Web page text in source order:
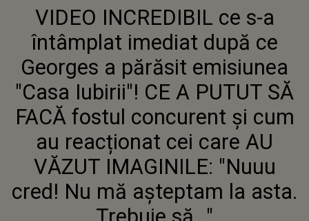
ÎNTÂMPLAT IMEDIAT DUPĂ CE
GEORGES A PĂRĂSIT EMISIUNEA
"CASA IUBIRII"! CE A PUTUT SĂ
FACĂ FOSTUL CONCURENT ȘI
CUM AU REACȚIONAT CEI CARE
AU VĂZUT IMAGINILE: "NUUU
CRED! NU MĂ AȘTEPTAM LA
ASTA. TREBUIE SĂ..."
VIDEO INCREDIBIL ce s-a
întâmplat imediat după ce
Georges a părăsit emisiunea
"Casa Iubirii"! CE A PUTUT SĂ
FACĂ fostul concurent și cum
au reacționat cei care AU
VĂZUT IMAGINILE: "Nuuu
cred! Nu mă așteptam la asta.